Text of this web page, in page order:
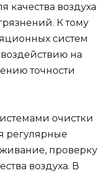
качества воздуха
К тому
систем
на
точности
очистки
регулярные
проверку
воздуха. В